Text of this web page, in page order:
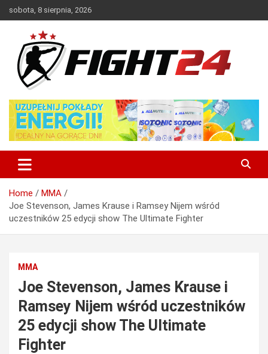
to
sobota, 8 sierpnia, 2026
FIGHT24.PL – MMA i K-1, UFC
Home
MMA
Joe Stevenson, James Krause i Ramsey Nijem wśród
uczestników 25 edycji show The Ultimate Fighter
MMA
Joe Stevenson, James Krause i
Ramsey Nijem wśród uczestników
25 edycji show The Ultimate
Fighter